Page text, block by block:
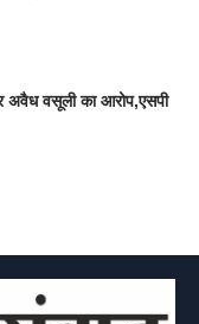
अवैध वसूली का आरोप,एसपी